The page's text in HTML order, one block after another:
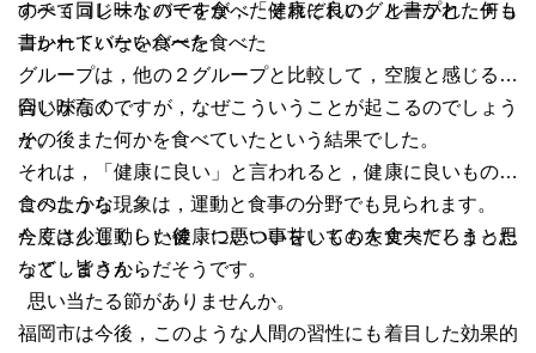
のチョコレートバーを食べたそれぞれのグループと，何も
書かれていないバーを食べた
すべて同じ味なのですが，「健康に良い」と書かれたチョ
コレートバーを食べた
グループは，他の２グループと比較して，空腹と感じる度
合いが高く，
その後また何かを食べていたという結果でした。
同じ味なのですが，なぜこういうことが起こるのでしょう
か。
それは，「健康に良い」と言われると，健康に良いものを
食べたから，
今度は少しくらい健康に悪い事をしても大丈夫だろうと思
ってしまうからだそうです。
このような現象は，運動と食事の分野でも見られます。
たくさん運動した後，ついつい甘いものを食べてしまった
など，皆さん，
思い当たる節がありませんか。
福岡市は今後，このような人間の習性にも着目した効果的